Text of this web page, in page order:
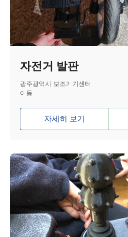
자전거 발판
광주광역시 보조기기센터
이동
자세히 보기